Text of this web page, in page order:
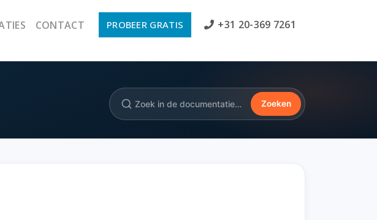
CONTACT PROBEER GRATIS +31 20-369 7261
Zoeken